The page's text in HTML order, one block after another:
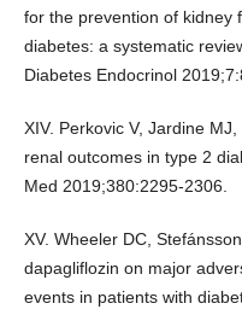
for the prevention of kidney
diabetes: a systematic
Diabetes Endocrinol
XIV. Perkovic V, Jardine
renal outcomes in type 2
Med 2019;380:2295-2306.
XV. Wheeler DC,
dapagliflozin on major
events in patients with